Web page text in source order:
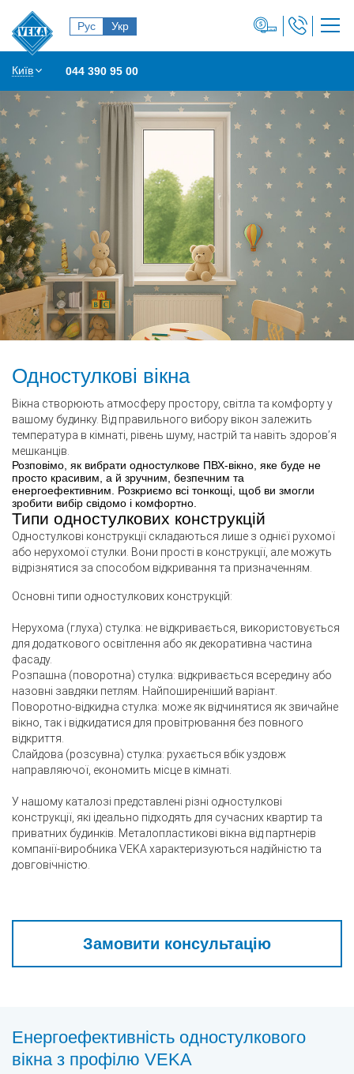
Рус Укр
Київ 044 390 95 00
Одностулкові вікна
Вікна створюють атмосферу простору, світла та комфорту у
вашому будинку. Від правильного вибору вікон залежить
температура в кімнаті, рівень шуму, настрій та навіть здоров’я
мешканців.
Розповімо, як вибрати одностулкове ПВХ-вікно , яке буде не
просто красивим, а й зручним, безпечним та
енергоефективним. Розкриємо всі тонкощі, щоб ви змогли
зробити вибір свідомо і комфортно.
Типи одностулкових конструкцій
Одностулкові конструкції складаються лише з однієї рухомої
або нерухомої стулки. Вони прості в конструкції, але можуть
відрізнятися за способом відкривання та призначенням.
Основні типи одностулкових конструкцій:
Нерухома (глуха) стулка: не відкривається, використовується
для додаткового освітлення або як декоративна частина
фасаду.
Розпашна (поворотна) стулка: відкривається всередину або
назовні завдяки петлям. Найпоширеніший варіант.
Поворотно-відкидна стулка: може як відчинятися як звичайне
вікно, так і відкидатися для провітрювання без повного
відкриття.
Слайдова (розсувна) стулка: рухається вбік уздовж
направляючої, економить місце в кімнаті.
У нашому каталозі представлені різні одностулкові
конструкції, які ідеально підходять для сучасних квартир та
приватних будинків. Металопластикові вікна від партнерів
компанії-виробника VEKA характеризуються надійністю та
довговічністю.
Замовити консультацію
Енергоефективність одностулкового
вікна з профілю VEKA